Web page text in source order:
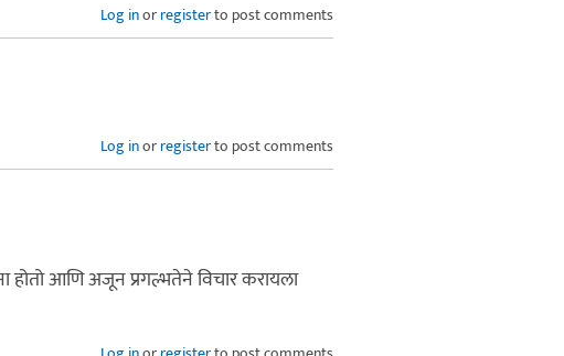
Log inorregisterto post comments
Log inorregisterto post comments
आणि अजून प्रगल्भतेने विचार करायला